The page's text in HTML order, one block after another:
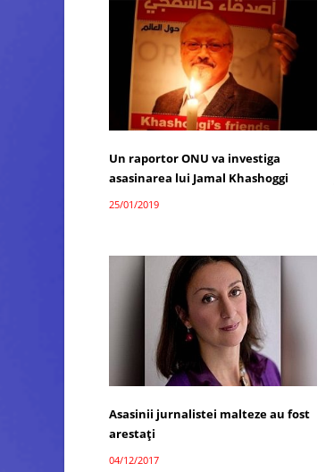
Un raportor ONU va investiga
asasinarea lui Jamal Khashoggi
25/01/2019
Asasinii jurnalistei malteze au fost
arestați
04/12/2017